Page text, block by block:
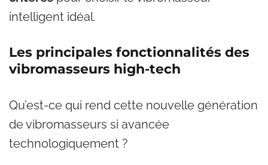
intelligent idéal.
Les principales fonctionnalités des
vibromasseurs high-tech
Qu’est-ce qui rend cette nouvelle génération
de vibromasseurs si avancée
technologiquement ?